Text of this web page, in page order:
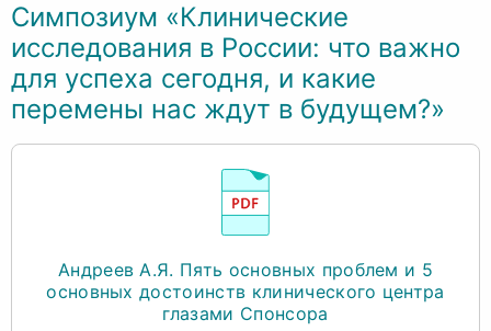
Симпозиум «Клинические
исследования в России: что важно
для успеха сегодня, и какие
перемены нас ждут в будущем?»
Андреев А.Я. Пять основных проблем и 5
основных достоинств клинического центра
глазами Спонсора